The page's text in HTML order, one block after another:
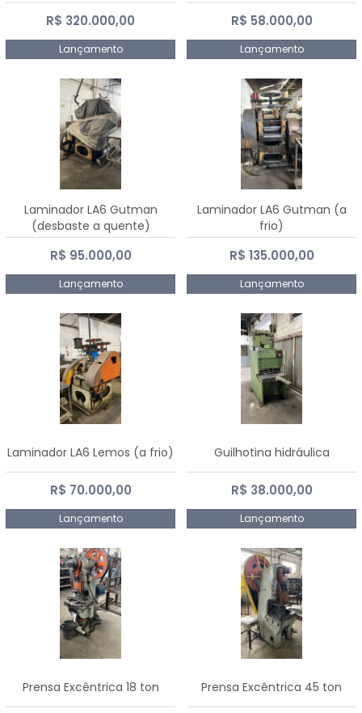
R$ 320.000,00
Lançamento
R$ 58.000,00
Lançamento
Laminador LA6 Gutman
(desbaste a quente)
R$ 95.000,00
Lançamento
Laminador LA6 Gutman (a
frio)
R$ 135.000,00
Lançamento
Laminador LA6 Lemos (a frio)
R$ 70.000,00
Lançamento
Guilhotina hidráulica
R$ 38.000,00
Lançamento
Prensa Excêntrica 18 ton Prensa Excêntrica 45 ton